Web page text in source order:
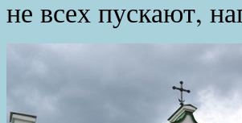
не всех пускают,